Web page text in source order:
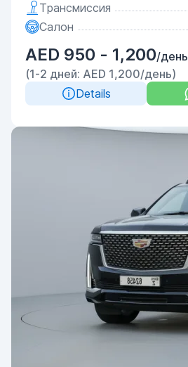
Трансмиссия
Салон
AED 950 - 1,200/день
(1-2 дней: AED 1,200/день)
Details